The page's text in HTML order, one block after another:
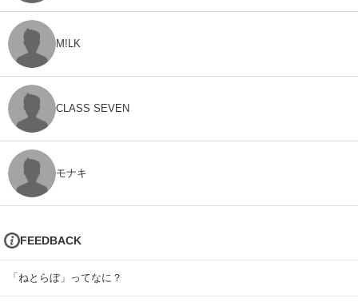
M!LK
CLASS SEVEN
モナキ
FEEDBACK
「ねとらぼ」ってなに？